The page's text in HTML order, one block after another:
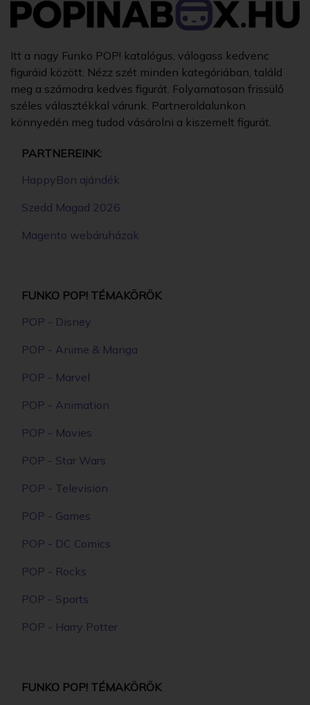
Itt a nagy Funko POP! katalógus, válogass kedvenc
figuráid között. Nézz szét minden kategóriában, találd
meg a számodra kedves figurát. Folyamatosan frissülő
széles választékkal várunk. Partneroldalunkon
könnyedén meg tudod vásárolni a kiszemelt figurát.
PARTNEREINK:
HappyBon ajándék
Szedd Magad 2026
Magento webáruházak
FUNKO POP! TÉMAKÖRÖK
POP - Disney
POP - Anime & Manga
POP - Marvel
POP - Animation
POP - Movies
POP - Star Wars
POP - Television
POP - Games
POP - DC Comics
POP - Rocks
POP - Sports
POP - Harry Potter
FUNKO POP! TÉMAKÖRÖK